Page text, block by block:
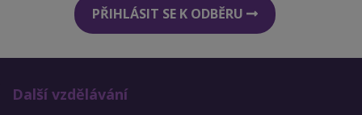
PŘIHLÁSIT SE K ODBĚRU
Další vzdělávání